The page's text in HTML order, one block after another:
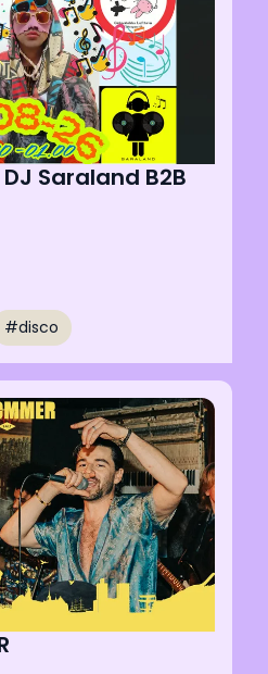
Saraland B2B
#disco